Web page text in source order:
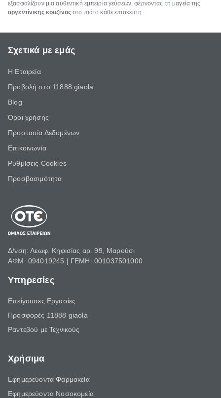
εξασφαλίζουν μια αυθεντική εμπειρία γεύσεων, φέρνοντας τη μαγεία της
αργεντίνικης κουζίναςστο πιάτο κάθε επισκέπτη.
Σχετικά με εμάς
Η Εταιρεία
Προβολή στο 11888 giaola
Blog
Όροι χρήσης
Προστασία Δεδομένων
Επικοινωνία
Ρυθμίσεις Cookies
Προσβασιμότητα
Δ/νση: Λεωφ. Κηφισίας αρ. 99, Μαρούσι
ΑΦΜ: 094019245 | ΓΕΜΗ: 001037501000
Υπηρεσίες
Επείγουσες Εργασίες
Προσφορές 11888 giaola
Ραντεβού με Τεχνικούς
Χρήσιμα
Εφημερεύοντα Φαρμακεία
Εφημερεύοντα Νοσοκομεία